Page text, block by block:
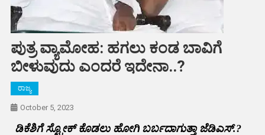
ಪುತ್ರ ವ್ಯಾಮೋಹ: ಹಗಲು ಕಂಡ ಬಾವಿಗೆ
ಬೀಳುವುದು ಎಂದರೆ ಇದೇನಾ..?
ರಾಜ್ಯ
October 5, 2023
ಡಿಕೆಶಿಗೆ ಸ್ಟ್ರೋಕ್ ಕೊಡಲು ಹೋಗಿ ಬರ್ಬದಾಗುತ್ತಾ ಜೆಡಿಎಸ್.?